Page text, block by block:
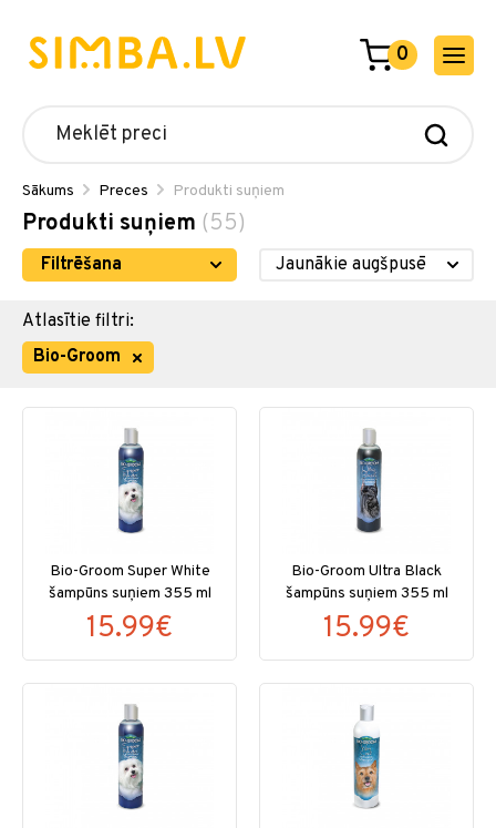
0
Sākums Preces Produkti suņiem
Produkti suņiem (55)
Filtrēšana
Atlasītie filtri:
Bio-Groom
Bio-Groom Super White
šampūns suņiem 355 ml
15.99€
Bio-Groom Ultra Black
šampūns suņiem 355 ml
15.99€